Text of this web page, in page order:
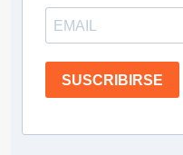
SUSCRIBIRSE